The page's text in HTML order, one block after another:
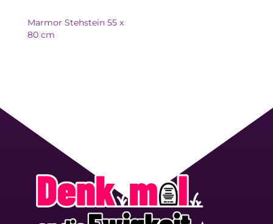
Marmor Stehstein 55 x
80 cm